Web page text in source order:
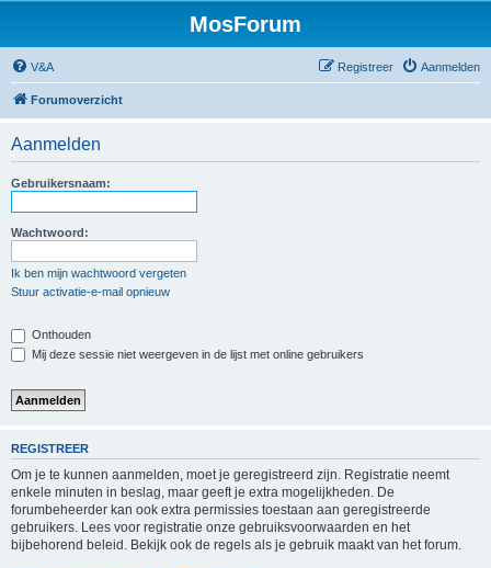
MosForum
V&A Aanmelden
Registreer
Forumoverzicht
Aanmelden
Gebruikersnaam:
Wachtwoord:
Ik ben mijn wachtwoord vergeten
Stuur activatie-e-mail opnieuw
Onthouden
Mij deze sessie niet weergeven in de lijst met online gebruikers
REGISTREER
Om je te kunnen aanmelden, moet je geregistreerd zijn. Registratie neemt
enkele minuten in beslag, maar geeft je extra mogelijkheden. De
forumbeheerder kan ook extra permissies toestaan aan geregistreerde
gebruikers. Lees voor registratie onze gebruiksvoorwaarden en het
bijbehorend beleid. Bekijk ook de regels als je gebruik maakt van het forum.